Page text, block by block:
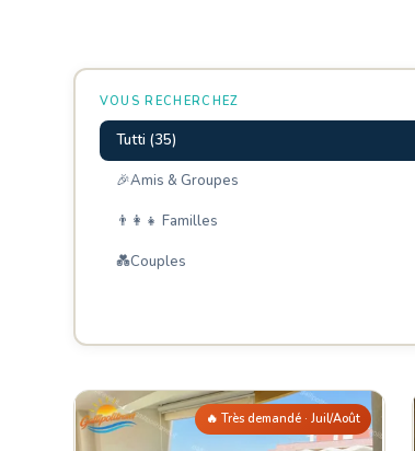
VOUS RECHERCHEZ
Tutti (35)
🎉Amis & Groupes
👨‍👩‍👧 Familles
💑Couples
🔥 Très demandé · Juil/Août